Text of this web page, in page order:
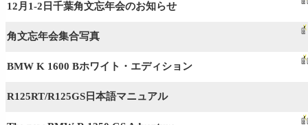
12月1-2日千葉角文忘年会のお知らせ
角文忘年会集合写真
BMW K 1600 Bホワイト・エディション
R125RT/R125GS日本語マニュアル